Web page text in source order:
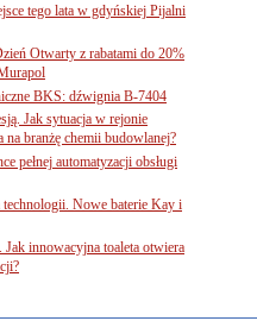
tego lata w gdyńskiej Pijalni
Otwarty z rabatami do 20%
BKS: dźwignia B-7404
Jak sytuacja w rejonie
branżę chemii budowlanej?
pełnej automatyzacji obsługi
Nowe baterie Kay i
Jak innowacyjna toaleta otwiera